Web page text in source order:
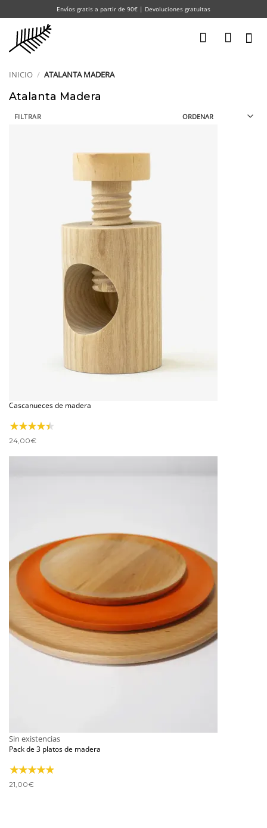
al
contenido
Envíos gratis a partir de 90€ | Devoluciones gratuitas
INICIO / ATALANTA MADERA
Atalanta Madera
FILTRAR
Cascanueces de madera
24,00€
Sin existencias
Pack de 3 platos de madera
21,00€